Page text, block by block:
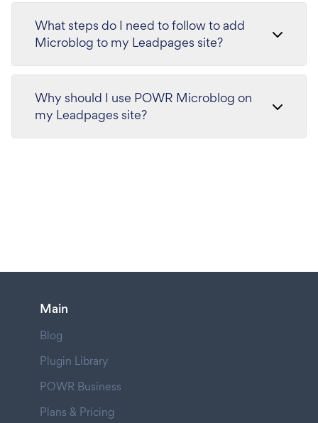
What steps do I need to follow to add
Microblog to my Leadpages site?
Why should I use POWR Microblog on
my Leadpages site?
Main
Blog
Plugin Library
POWR Business
Plans & Pricing